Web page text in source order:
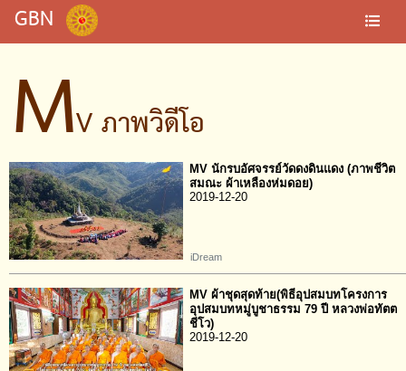
GBN
MV ภาพวิดีโอ
MV นักรบอัศจรรย์วัดดงดินแดง (ภาพชีวิต
สมณะ ผ้าเหลืองห่มดอย)
2019-12-20
iDream
MV ผ้าชุดสุดท้าย(พิธีอุปสมบทโครงการ
อุปสมบทหมู่บูชาธรรม 79 ปี หลวงพ่อทัตต
ชีโว)
2019-12-20